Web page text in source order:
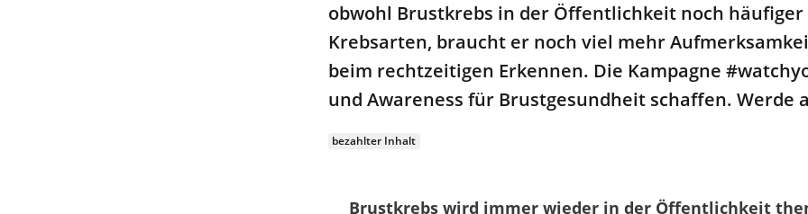
obwohl Brustkrebs in der Öffentlichkeit noch
Krebsarten, braucht er noch viel mehr
beim rechtzeitigen Erkennen. Die Kampagne
und Awareness für Brustgesundheit schaffen. Werde
bezahlter Inhalt
Brustkrebs wird immer wieder in der Öffentlichkeit